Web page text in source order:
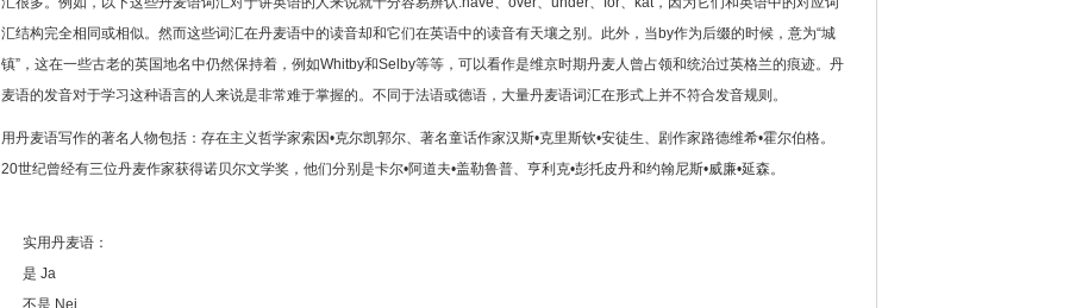
汇结构完全相同或相似。然而这些词汇在丹麦语中的读音却和它们在英语中的读音有天壤之别。此外，当by作为后缀的时候，意为“城
镇”，这在一些古老的英国地名中仍然保持着，例如Whitby和Selby等等，可以看作是维京时期丹麦人曾占领和统治过英格兰的痕迹。丹
麦语的发音对于学习这种语言的人来说是非常难于掌握的。不同于法语或德语，大量丹麦语词汇在形式上并不符合发音规则。
用丹麦语写作的著名人物包括：存在主义哲学家索因•克尔凯郭尔、著名童话作家汉斯•克里斯钦•安徒生、剧作家路德维希•霍尔伯格。
20世纪曾经有三位丹麦作家获得诺贝尔文学奖，他们分别是卡尔•阿道夫•盖勒鲁普、亨利克•彭托皮丹和约翰尼斯•威廉•延森。
实用丹麦语：
是 Ja
不是 Nej